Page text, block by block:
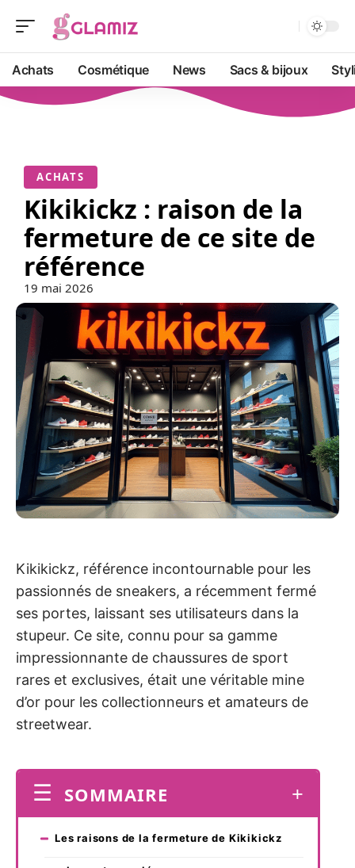
Achats Cosmétique News Sacs & bijoux
ACHATS
Kikikickz : raison de la
fermeture de ce site de
référence
19 mai 2026
Kikikickz, référence incontournable pour les
passionnés de sneakers, a récemment fermé
ses portes, laissant ses utilisateurs dans la
stupeur. Ce site, connu pour sa gamme
impressionnante de chaussures de sport
rares et exclusives, était une véritable mine
d’or pour les collectionneurs et amateurs de
streetwear.
SOMMAIRE
Les raisons de la fermeture de Kikikickz